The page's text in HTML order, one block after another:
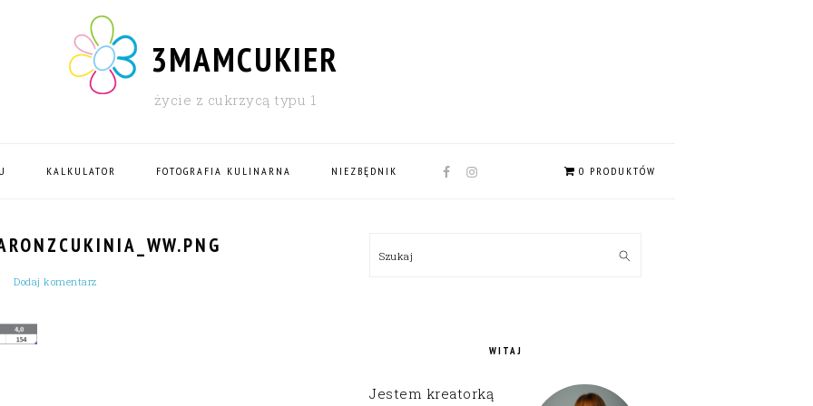
3MAMCUKIER
życie z cukrzycą typu 1
KALKULATOR FOTOGRAFIA KULINARNA NIEZBĘDNIK
NAV
0 PRODUKTÓW
Dodaj komentarz
SIDEBAR
Szukaj
WITAJ
Jestem kreatorką